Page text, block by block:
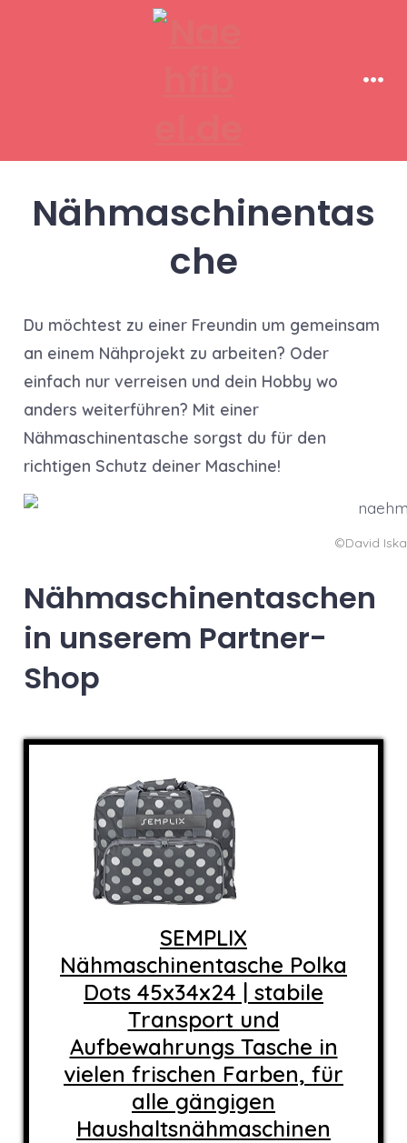
Nähmaschinentas
che
Du möchtest zu einer Freundin um gemeinsam
an einem Nähprojekt zu arbeiten? Oder
einfach nur verreisen und dein Hobby wo
anders weiterführen? Mit einer
Nähmaschinentasche sorgst du für den
richtigen Schutz deiner Maschine!
©David
Nähmaschinentaschen
in unserem Partner-
Shop
SEMPLIX
Nähmaschinentasche Polka
Dots 45x34x24 | stabile
Transport und
Aufbewahrungs Tasche in
vielen frischen Farben, für
alle gängigen
Haushaltsnähmaschinen